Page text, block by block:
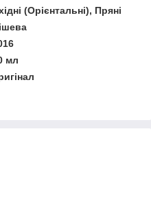
(Орієнтальні), Пряні
мл